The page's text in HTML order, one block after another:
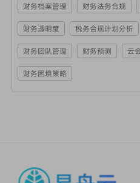
财务档案管理 财务法务合规
财务透明度 税务合规计划分析
财务团队管理 财务预测 云
财务困境策略